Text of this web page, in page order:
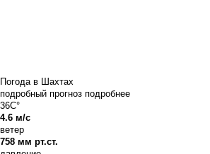
Погода в Шахтах
подробный прогноз подробнее
36C°
4.6 м/с
ветер
758 мм рт.ст.